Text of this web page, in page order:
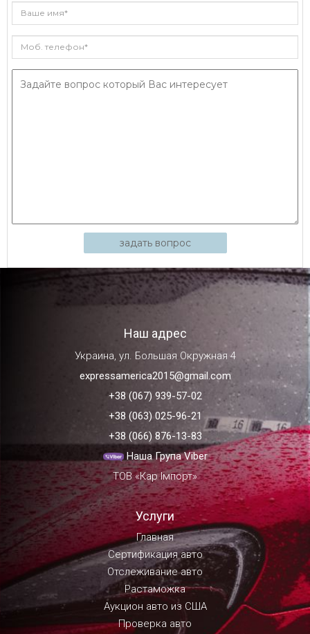
задать вопрос
Наш адрес
Украина, ул. Большая Окружная 4
expressamerica2015@gmail.com
+38 (067) 939-57-02
+38 (063) 025-96-21
+38 (066) 876-13-83
Наша Група Viber
ТОВ «Кар Імпорт»
Услуги
Главная
Сертификация авто
Отслеживание авто
Растаможка
Аукцион авто из США
Проверка авто